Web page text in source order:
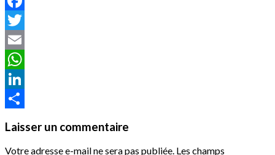
Facebook
Twitter
Email
WhatsApp
LinkedIn
Laisser un commentaire
Votre adresse e-mail ne sera pas publiée. Les champs